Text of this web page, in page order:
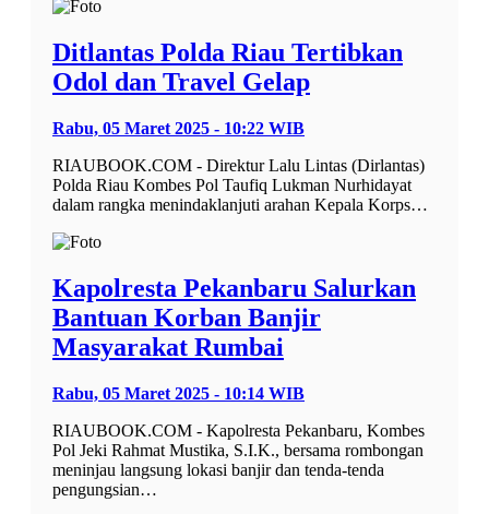
Ditlantas Polda Riau Tertibkan
Odol dan Travel Gelap
Rabu, 05 Maret 2025 - 10:22 WIB
RIAUBOOK.COM - Direktur Lalu Lintas (Dirlantas)
Polda Riau Kombes Pol Taufiq Lukman Nurhidayat
dalam rangka menindaklanjuti arahan Kepala Korps…
Kapolresta Pekanbaru Salurkan
Bantuan Korban Banjir
Masyarakat Rumbai
Rabu, 05 Maret 2025 - 10:14 WIB
RIAUBOOK.COM - Kapolresta Pekanbaru, Kombes
Pol Jeki Rahmat Mustika, S.I.K., bersama rombongan
meninjau langsung lokasi banjir dan tenda-tenda
pengungsian…